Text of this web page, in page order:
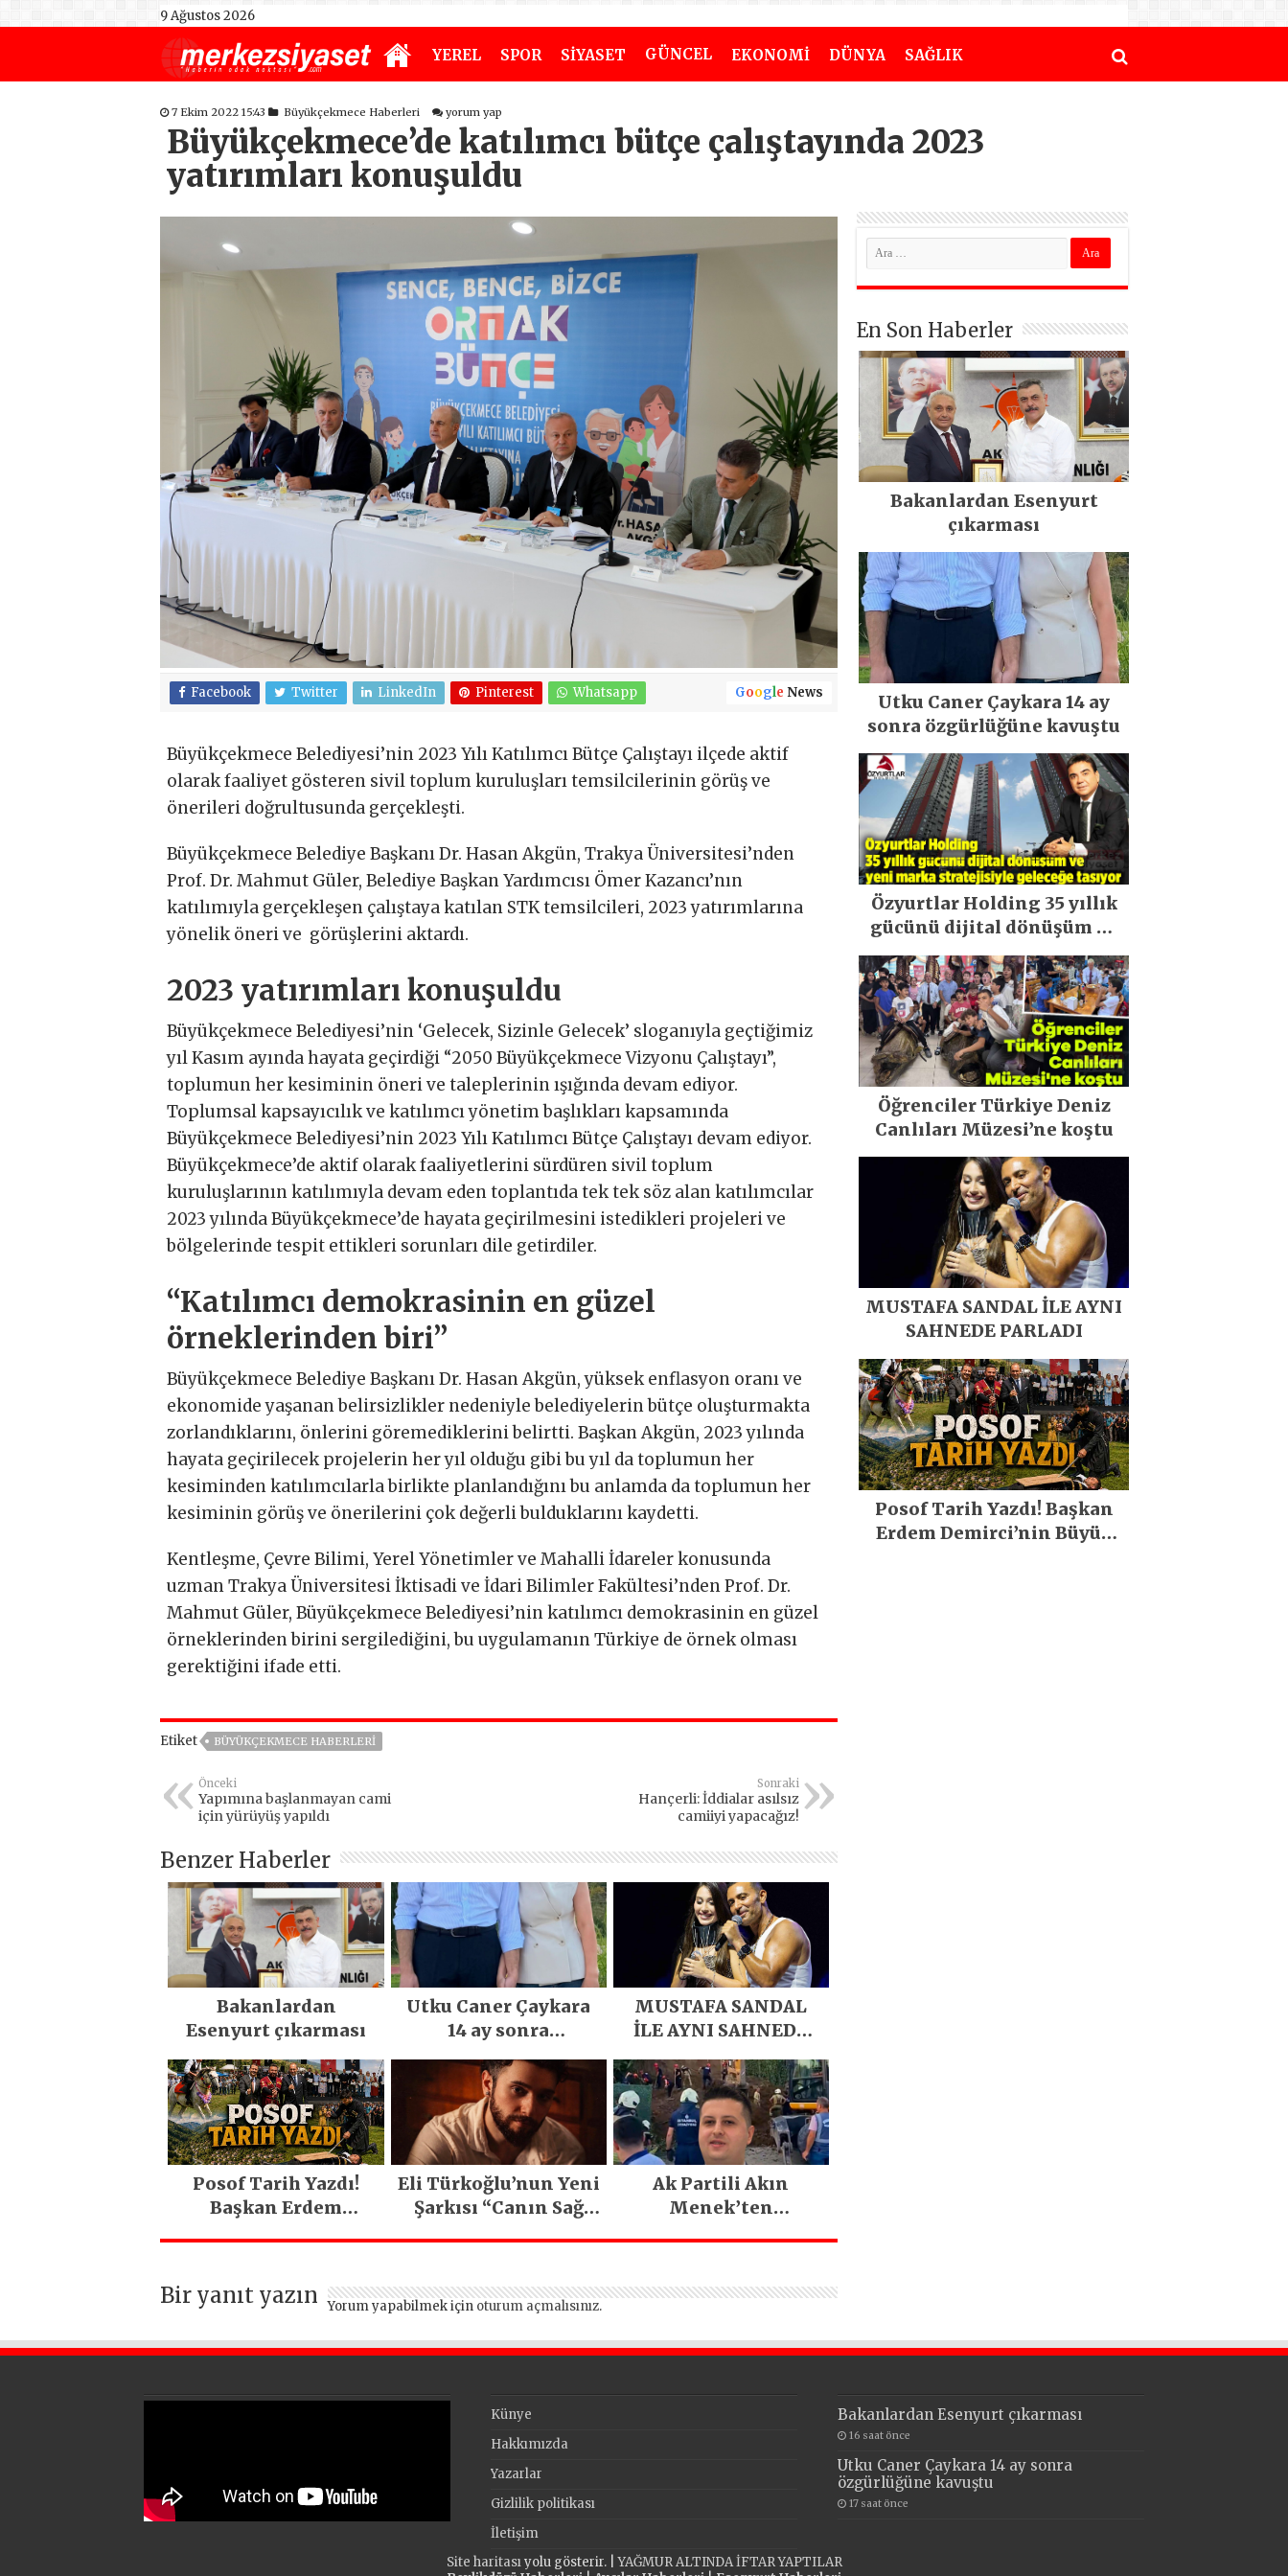
9 Ağustos 2026
YEREL SPOR SİYASET GÜNCEL EKONOMİ DÜNYA SAĞLIK
7 Ekim 2022 15:43 Büyükçekmece Haberleri yorum yap
Büyükçekmece’de katılımcı bütçe çalıştayında 2023
yatırımları konuşuldu
Facebook Twitter LinkedIn Pinterest Whatsapp Google News
Büyükçekmece Belediyesi’nin 2023 Yılı Katılımcı Bütçe Çalıştayı ilçede aktif
olarak faaliyet gösteren sivil toplum kuruluşları temsilcilerinin görüş ve
önerileri doğrultusunda gerçekleşti.
Büyükçekmece Belediye Başkanı Dr. Hasan Akgün, Trakya Üniversitesi’nden
Prof. Dr. Mahmut Güler, Belediye Başkan Yardımcısı Ömer Kazancı’nın
katılımıyla gerçekleşen çalıştaya katılan STK temsilcileri, 2023 yatırımlarına
yönelik öneri ve görüşlerini aktardı.
2023 yatırımları konuşuldu
Büyükçekmece Belediyesi’nin ‘Gelecek, Sizinle Gelecek’ sloganıyla geçtiğimiz
yıl Kasım ayında hayata geçirdiği “2050 Büyükçekmece Vizyonu Çalıştayı”,
toplumun her kesiminin öneri ve taleplerinin ışığında devam ediyor.
Toplumsal kapsayıcılık ve katılımcı yönetim başlıkları kapsamında
Büyükçekmece Belediyesi’nin 2023 Yılı Katılımcı Bütçe Çalıştayı devam ediyor.
Büyükçekmece’de aktif olarak faaliyetlerini sürdüren sivil toplum
kuruluşlarının katılımıyla devam eden toplantıda tek tek söz alan katılımcılar
2023 yılında Büyükçekmece’de hayata geçirilmesini istedikleri projeleri ve
bölgelerinde tespit ettikleri sorunları dile getirdiler.
“Katılımcı demokrasinin en güzel
örneklerinden biri”
Büyükçekmece Belediye Başkanı Dr. Hasan Akgün, yüksek enflasyon oranı ve
ekonomide yaşanan belirsizlikler nedeniyle belediyelerin bütçe oluşturmakta
zorlandıklarını, önlerini göremediklerini belirtti. Başkan Akgün, 2023 yılında
hayata geçirilecek projelerin her yıl olduğu gibi bu yıl da toplumun her
kesiminden katılımcılarla birlikte planlandığını bu anlamda da toplumun her
kesiminin görüş ve önerilerini çok değerli bulduklarını kaydetti.
Kentleşme, Çevre Bilimi, Yerel Yönetimler ve Mahalli İdareler konusunda
uzman Trakya Üniversitesi İktisadi ve İdari Bilimler Fakültesi’nden Prof. Dr.
Mahmut Güler, Büyükçekmece Belediyesi’nin katılımcı demokrasinin en güzel
örneklerinden birini sergilediğini, bu uygulamanın Türkiye de örnek olması
gerektiğini ifade etti.
Etiket BÜYÜKÇEKMECE HABERLERI
Önceki
Yapımına başlanmayan cami
için yürüyüş yapıldı
Sonraki
Hançerli: İddialar asılsız
camiiyi yapacağız!
Benzer Haberler
Bakanlardan
Esenyurt çıkarması
Utku Caner Çaykara
14 ay sonra
özgürlüğüne kavuştu
MUSTAFA SANDAL
İLE AYNI SAHNEDE
PARLADI
Posof Tarih Yazdı!
Başkan Erdem
Gerçekleşti
Eli Türkoğlu’nun Yeni
Şarkısı “Canın Sağ
Ak Partili Akın
Menek’ten
Bir yanıt yazın Yorum yapabilmek için oturum açmalısınız.
En Son Haberler
Bakanlardan Esenyurt
çıkarması
Utku Caner Çaykara 14 ay
sonra özgürlüğüne kavuştu
Özyurtlar Holding 35 yıllık
gücünü dijital dönüşüm ve
yeni marka stratejisiyle
geleceğe taşıyor
Öğrenciler Türkiye Deniz
Canlıları Müzesi’ne koştu
MUSTAFA SANDAL İLE AYNI
SAHNEDE PARLADI
Posof Tarih Yazdı! Başkan
Erdem Demirci’nin Büyük
Künye
Hakkımızda
Yazarlar
Gizlilik politikası
İletişim
Bakanlardan Esenyurt çıkarması
16 saat önce
Utku Caner Çaykara 14 ay sonra
özgürlüğüne kavuştu
17 saat önce
Site haritasıyolu gösterir. |YAĞMUR ALTINDA İFTAR YAPTILAR